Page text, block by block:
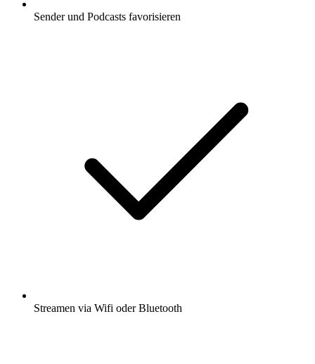
Sender und Podcasts favorisieren
Streamen via Wifi oder Bluetooth